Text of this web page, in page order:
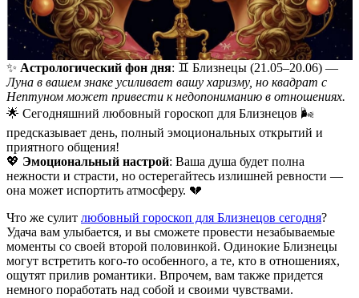
✨ Астрологический фон дня: ♊️ Близнецы (21.05–20.06) —
Луна в вашем знаке усиливает вашу харизму, но квадрат с
Нептуном может привести к недопониманию в отношениях.
🌟 Сегодняшний любовный гороскоп для Близнецов 🌬️
предсказывает день, полный эмоциональных открытий и
приятного общения!
💖 Эмоциональный настрой: Ваша душа будет полна
нежности и страсти, но остерегайтесь излишней ревности —
она может испортить атмосферу. 💔
Что же сулит любовный гороскоп для Близнецов сегодня?
Удача вам улыбается, и вы сможете провести незабываемые
моменты со своей второй половинкой. Одинокие Близнецы
могут встретить кого-то особенного, а те, кто в отношениях,
ощутят прилив романтики. Впрочем, вам также придется
немного поработать над собой и своими чувствами.